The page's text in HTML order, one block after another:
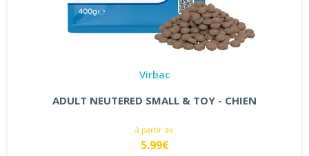
Virbac
ADULT NEUTERED SMALL & TOY - CHIEN
à partir de
5.99€